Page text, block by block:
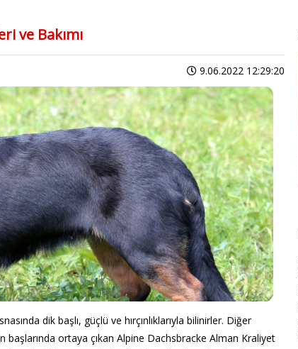
ve Bakımı
9.06.2022 12:29:20
dik başlı, güçlü ve hırçınlıklarıyla bilinirler. Diğer
başlarında ortaya çıkan Alpine Dachsbracke Alman Kraliyet